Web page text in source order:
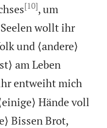
[10], um
wollt ihr
und ⟨andere⟩
am Leben
entweiht mich
Hände voll
Bissen Brot,